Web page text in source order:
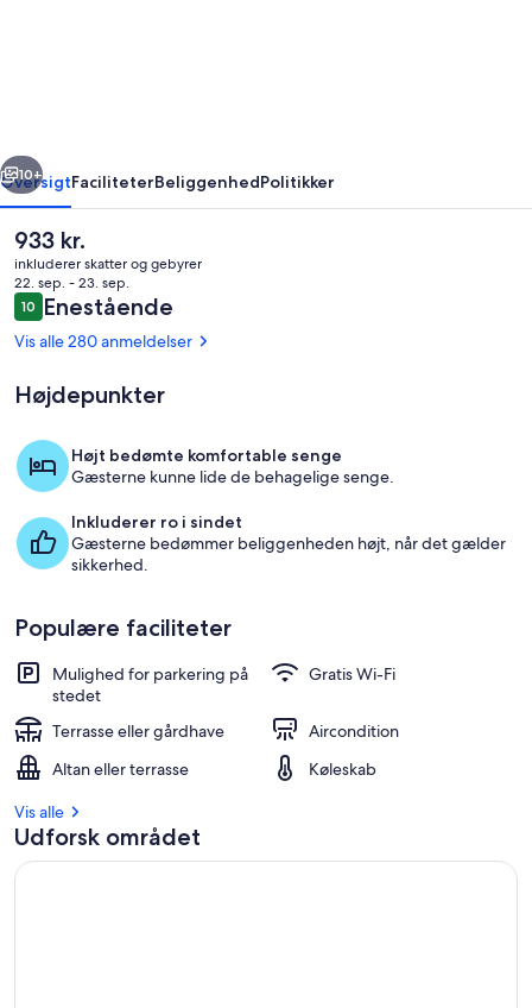
2
Næste
10+
OversigtFaciliteterBeliggenhedPolitikker
Den
nuværende
pris
er
933 kr.
933 kr.
inkluderer skatter og gebyrer
22. sep. - 23. sep.
Anmeldelser
1010 ud af 10.
Enestående
Vis alle 280 anmeldelser
Højdepunkter
Højt bedømte komfortable senge
Gæsterne kunne lide de behagelige senge.
Inkluderer ro i sindet
Gæsterne bedømmer beliggenheden højt, når det gælder
sikkerhed.
Populære faciliteter
Mulighed for parkering på
stedet
Gratis Wi-Fi
Terrasse eller gårdhave
Aircondition
Altan eller terrasse
Køleskab
Vis alle
Udforsk området